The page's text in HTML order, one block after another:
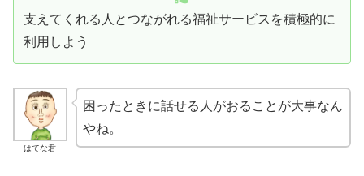
支えてくれる人とつながれる福祉サービスを積極的に
利用しよう
はてな君
困ったときに話せる人がおることが大事なん
やね。